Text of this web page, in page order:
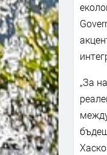
„За